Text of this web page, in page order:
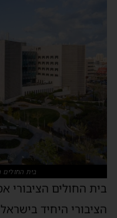
בית החולים
בית החולים הציבורי
הציבורי היחיד